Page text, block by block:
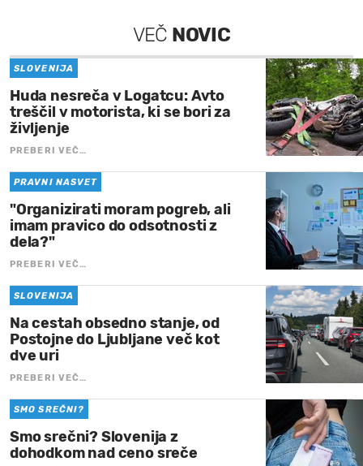
VEČ NOVIC
SLOVENIJA
Huda nesreča v Logatcu: Avto
treščil v motorista, ki se bori za
življenje
PREBERI VEČ…
PRAVNI NASVET
"Organizirati moram pogreb, ali
imam pravico do odsotnosti z
dela?"
PREBERI VEČ…
SLOVENIJA
Na cestah obsedno stanje, od
Postojne do Ljubljane več kot
dve uri
PREBERI VEČ…
SMO SREČNI?
Smo srečni? Slovenija z
dohodkom nad ceno sreče